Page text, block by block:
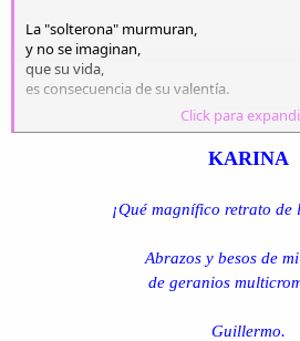
La "solterona" murmuran,
y no se imaginan,
que su vida,
es consecuencia de su valentía.
Solterona, le dicen,
sin embargo ella..con dignidad camina.
Si alguien, la "soltó",
Click para
KARINA
¡Qué magnífico retrato de
Abrazos y besos de
de geranios
Guillermo.